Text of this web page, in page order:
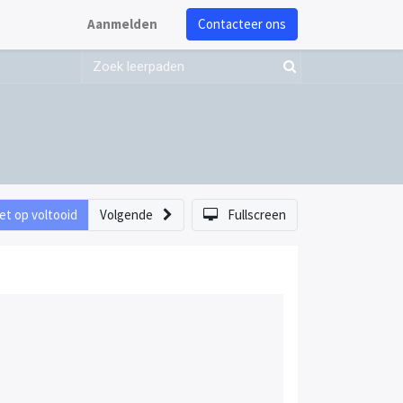
Aanmelden Contacteer ons
op voltooid Volgende Fullscreen